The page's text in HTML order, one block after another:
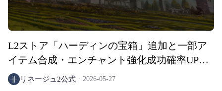
L2ストア「ハーディンの宝箱」追加と一部ア
イテム合成・エンチャント強化成功確率UPキ
ャンペーンのお知らせ
リネージュ2公式 2026-05-27